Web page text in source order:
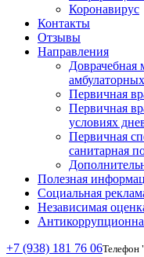
Коронавирус
Контакты
Отзывы
Направления
Доврачебная
Первичная
Первичная
условиях
Первичная
санитарная
Полезная
Социальная
Независимая
+7 (938) 181 76 06Телефон